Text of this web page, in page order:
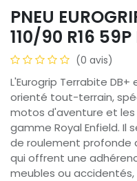
PNEU
110/90 R16 59P
(0 avis)
L'Eurogrip Terrabite
orienté tout-terrain,
motos d'aventure et
gamme Royal Enfield. Il
de roulement profonde
qui offrent une
meubles ou